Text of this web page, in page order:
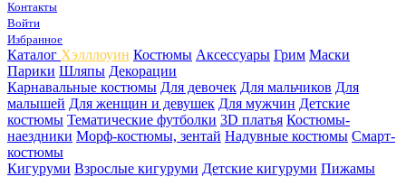
Контакты
Войти
Избранное
Каталог Хэлллоуин Костюмы Аксессуары Грим Маски
Парики Шляпы Декорации
Карнавальные костюмы Для девочек Для мальчиков Для
малышей Для женщин и девушек Для мужчин Детские
костюмы Тематические футболки 3D платья Костюмы-
наездники Морф-костюмы, зентай Надувные костюмы Смарт-
костюмы
Кигуруми Взрослые кигуруми Детские кигуруми Пижамы